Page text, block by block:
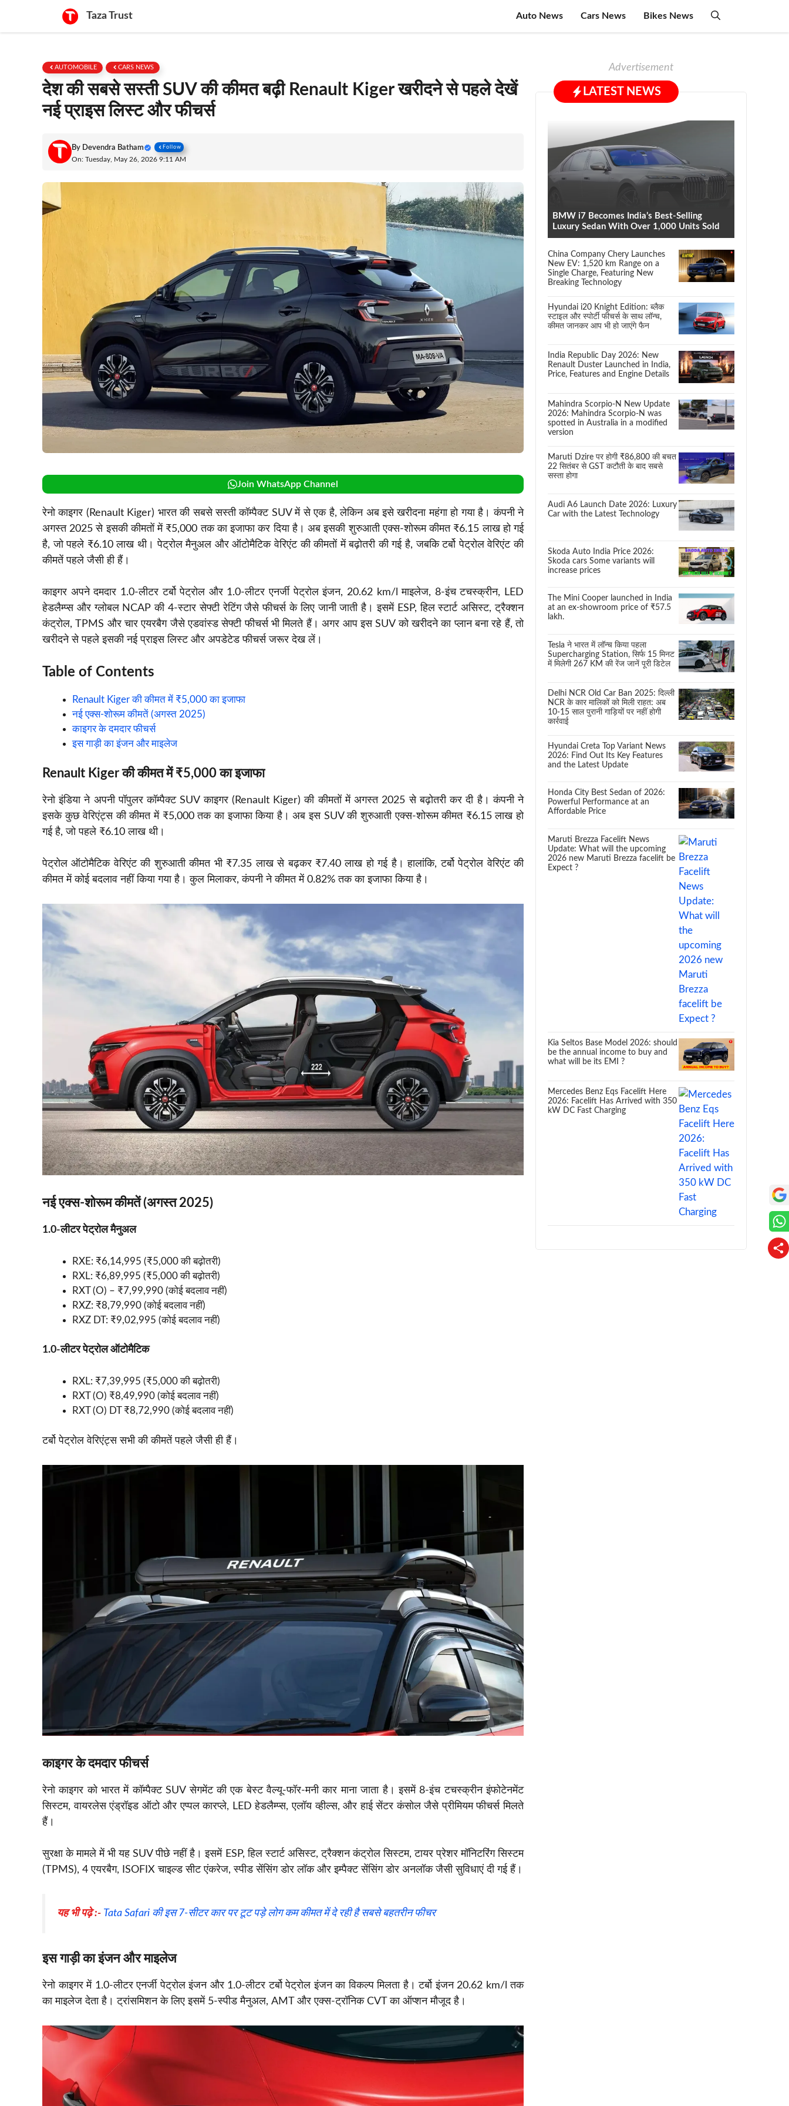
content
Taza Trust Auto News Cars News Bikes News
AUTOMOBILE CARS NEWS
देश की सबसे सस्ती SUV की कीमत बढ़ी Renault Kiger खरीदने से पहले देखें
नई प्राइस लिस्ट और फीचर्स
By Devendra Batham Follow
On: Tuesday, May 26, 2026 9:11 AM
Join WhatsApp Channel
रेनो काइगर (Renault Kiger) भारत की सबसे सस्ती कॉम्पैक्ट SUV में से एक है, लेकिन अब इसे खरीदना महंगा हो गया है। कंपनी ने
अगस्त 2025 से इसकी कीमतों में ₹5,000 तक का इजाफा कर दिया है। अब इसकी शुरुआती एक्स-शोरूम कीमत ₹6.15 लाख हो गई
है, जो पहले ₹6.10 लाख थी। पेट्रोल मैनुअल और ऑटोमैटिक वेरिएंट की कीमतों में बढ़ोतरी की गई है, जबकि टर्बो पेट्रोल वेरिएंट की
कीमतें पहले जैसी ही हैं।
काइगर अपने दमदार 1.0-लीटर टर्बो पेट्रोल और 1.0-लीटर एनर्जी पेट्रोल इंजन, 20.62 km/l माइलेज, 8-इंच टचस्क्रीन, LED
हेडलैम्प्स और ग्लोबल NCAP की 4-स्टार सेफ्टी रेटिंग जैसे फीचर्स के लिए जानी जाती है। इसमें ESP, हिल स्टार्ट असिस्ट, ट्रैक्शन
कंट्रोल, TPMS और चार एयरबैग जैसे एडवांस्ड सेफ्टी फीचर्स भी मिलते हैं। अगर आप इस SUV को खरीदने का प्लान बना रहे हैं, तो
खरीदने से पहले इसकी नई प्राइस लिस्ट और अपडेटेड फीचर्स जरूर देख लें।
Table of Contents
Renault Kiger की कीमत में ₹5,000 का इजाफा
नई एक्स-शोरूम कीमतें (अगस्त 2025)
काइगर के दमदार फीचर्स
इस गाड़ी का इंजन और माइलेज
Renault Kiger की कीमत में ₹5,000 का इजाफा
रेनो इंडिया ने अपनी पॉपुलर कॉम्पैक्ट SUV काइगर (Renault Kiger) की कीमतों में अगस्त 2025 से बढ़ोतरी कर दी है। कंपनी ने
इसके कुछ वेरिएंट्स की कीमत में ₹5,000 तक का इजाफा किया है। अब इस SUV की शुरुआती एक्स-शोरूम कीमत ₹6.15 लाख हो
गई है, जो पहले ₹6.10 लाख थी।
पेट्रोल ऑटोमैटिक वेरिएंट की शुरुआती कीमत भी ₹7.35 लाख से बढ़कर ₹7.40 लाख हो गई है। हालांकि, टर्बो पेट्रोल वेरिएंट की
कीमत में कोई बदलाव नहीं किया गया है। कुल मिलाकर, कंपनी ने कीमत में 0.82% तक का इजाफा किया है।
नई एक्स-शोरूम कीमतें (अगस्त 2025)
1.0-लीटर पेट्रोल मैनुअल
RXE: ₹6,14,995 (₹5,000 की बढ़ोतरी)
RXL: ₹6,89,995 (₹5,000 की बढ़ोतरी)
RXT (O) – ₹7,99,990 (कोई बदलाव नहीं)
RXZ: ₹8,79,990 (कोई बदलाव नहीं)
RXZ DT: ₹9,02,995 (कोई बदलाव नहीं)
1.0-लीटर पेट्रोल ऑटोमैटिक
RXL: ₹7,39,995 (₹5,000 की बढ़ोतरी)
RXT (O) ₹8,49,990 (कोई बदलाव नहीं)
RXT (O) DT ₹8,72,990 (कोई बदलाव नहीं)
टर्बो पेट्रोल वेरिएंट्स सभी की कीमतें पहले जैसी ही हैं।
काइगर के दमदार फीचर्स
रेनो काइगर को भारत में कॉम्पैक्ट SUV सेगमेंट की एक बेस्ट वैल्यू-फॉर-मनी कार माना जाता है। इसमें 8-इंच टचस्क्रीन इंफोटेनमेंट
सिस्टम, वायरलेस एंड्रॉइड ऑटो और एप्पल कारप्ले, LED हेडलैम्प्स, एलॉय व्हील्स, और हाई सेंटर कंसोल जैसे प्रीमियम फीचर्स मिलते
हैं।
सुरक्षा के मामले में भी यह SUV पीछे नहीं है। इसमें ESP, हिल स्टार्ट असिस्ट, ट्रैक्शन कंट्रोल सिस्टम, टायर प्रेशर मॉनिटरिंग सिस्टम
(TPMS), 4 एयरबैग, ISOFIX चाइल्ड सीट एंकरेज, स्पीड सेंसिंग डोर लॉक और इम्पैक्ट सेंसिंग डोर अनलॉक जैसी सुविधाएं दी गई हैं।
यह भी पढ़े:- Tata Safari की इस 7-सीटर कार पर टूट पड़े लोग कम कीमत में दे रही है सबसे बहतरीन फीचर
इस गाड़ी काइंजन और माइलेज
रेनो काइगर में 1.0-लीटर एनर्जी पेट्रोल इंजन और 1.0-लीटर टर्बो पेट्रोल इंजन का विकल्प मिलता है। टर्बो इंजन 20.62 km/l तक
का माइलेज देता है। ट्रांसमिशन के लिए इसमें 5-स्पीड मैनुअल, AMT और एक्स-ट्रॉनिक CVT का ऑप्शन मौजूद है।
Advertisement
LATEST NEWS
BMW i7 Becomes India’s Best-Selling
Luxury Sedan With Over 1,000 Units Sold
China Company Chery Launches
New EV: 1,520 km Range on a
Single Charge, Featuring New
Breaking Technology
Hyundai i20 Knight Edition: ब्लैक
स्टाइल और स्पोर्टी फीचर्स के साथ लॉन्च,
कीमत जानकर आप भी हो जाएंगे फैन
India Republic Day 2026: New
Renault Duster Launched in India,
Price, Features and Engine Details
Mahindra Scorpio-N New Update
2026: Mahindra Scorpio-N was
spotted in Australia in a modified
version
Maruti Dzire पर होगी ₹86,800 की बचत
22 सितंबर से GST कटौती के बाद सबसे
सस्ता होगा
Audi A6 Launch Date 2026: Luxury
Car with the Latest Technology
Skoda Auto India Price 2026:
Skoda cars Some variants will
increase prices
The Mini Cooper launched in India
at an ex-showroom price of ₹57.5
lakh.
Tesla ने भारत में लॉन्च किया पहला
Supercharging Station, सिर्फ 15 मिनट
में मिलेगी 267 KM की रेंज जानें पूरी डिटेल
Delhi NCR Old Car Ban 2025: दिल्ली
NCR के कार मालिकों को मिली राहत: अब
10-15 साल पुरानी गाड़ियों पर नहीं होगी
कार्रवाई
Hyundai Creta Top Variant News
2026: Find Out Its Key Features
and the Latest Update
Honda City Best Sedan of 2026:
Powerful Performance at an
Affordable Price
Maruti Brezza Facelift News
Update: What will the upcoming
2026 new Maruti Brezza facelift be
Expect ?
Kia Seltos Base Model 2026: should
be the annual income to buy and
what will be its EMI ?
Mercedes Benz Eqs Facelift Here
2026: Facelift Has Arrived with 350
kW DC Fast Charging